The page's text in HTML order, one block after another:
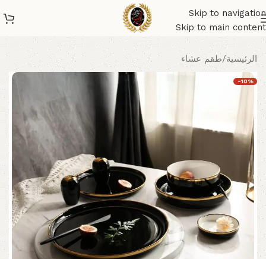
Skip to navigation
Skip to main content
الرئيسية/طقم عشاء
-10%